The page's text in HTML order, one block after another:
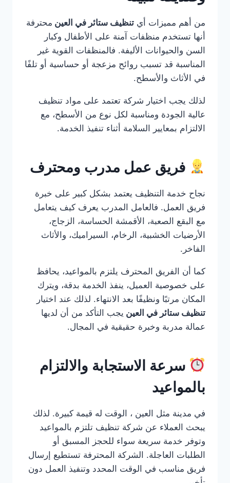
من أهم مميزات أي تنظيف ستائر في العين محترفة
أنها تستخدم منظفات آمنة على الأطفال وكبار
السن والحيوانات الأليفة. فالمنظفات القوية غير
المناسبة قد تسبب روائح مزعجة أو حساسية أو تلفًا
في الأثاث والأسطح.
لذلك يجب اختيار شركة تعتمد على مواد تنظيف
عالية الجودة ومناسبة لكل نوع من الأسطح، مع
الالتزام بمعايير السلامة أثناء تنفيذ الخدمة.
فريق عمل مدرب ومحترف
نجاح خدمة التنظيف يعتمد بشكل كبير على خبرة
فريق العمل. فالعامل المدرب يعرف كيف يتعامل
مع البقع الصعبة، الأقمشة الحساسة، الزجاج،
الأرضيات الخشبية، الرخام، السيراميك، والأثاث
الفاخر.
كما أن الفريق المحترف يلتزم بالمواعيد، يحافظ
على خصوصية العميل، ينفذ الخدمة بدقة، ويترك
المكان مرتبًا ونظيفًا بعد الانتهاء. لذلك عند اختيار
تنظيف ستائر في العين يجب التأكد من أن لديها
عمالة مدربة وخبرة حقيقية في المجال.
سرعة الاستجابة والالتزام
بالمواعيد
في مدينة مثل العين ، الوقت له قيمة كبيرة. لذلك
يبحث العملاء عن شركة تنظيف تلتزم بالمواعيد
وتوفر خدمة سريعة سواء للحجز المسبق أو
الطلبات العاجلة. الشركة المحترفة تستطيع إرسال
فريق مناسب في الوقت المحدد وتنفيذ العمل دون